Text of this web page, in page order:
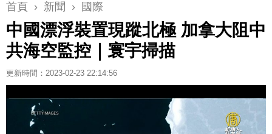
首頁 › 新聞 › 國際
中國漂浮裝置現蹤北極 加拿大阻中
共海空監控｜寰宇掃描
更新時間：2023-02-23 22:14:56